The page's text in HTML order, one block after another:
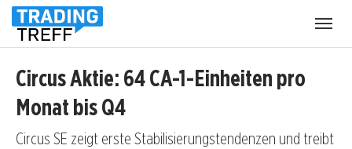
Circus Aktie: 64 CA-1-Einheiten pro
Monat bis Q4
Circus SE zeigt erste Stabilisierungstendenzen und treibt